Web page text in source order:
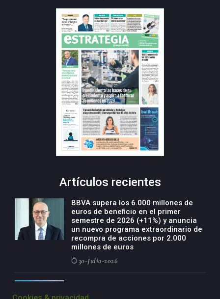
Artículos recientes
BBVA supera los 6.000 millones de
euros de beneficio en el primer
semestre de 2026 (+11%) y anuncia
un nuevo programa extraordinario de
recompra de acciones por 2.000
millones de euros
30-Julio-2026
negocio agro con un modelo global